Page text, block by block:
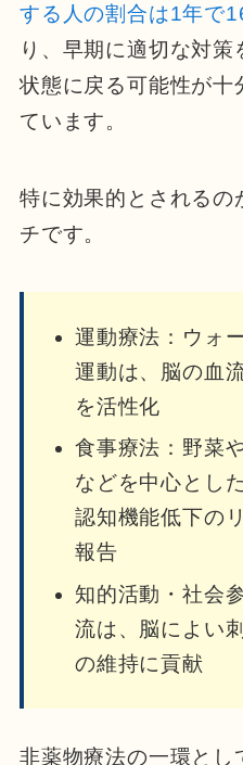
する人の割合は1年で
り、早期に適切な対
状態に戻る可能性が十
ています。
特に効果的とされるの
チです。
運動療法：ウォ
運動は、脳の血
を活性化
食事療法：野菜
などを中心とし
認知機能低下の
報告
知的活動・社会
流は、脳によい
の維持に貢献
非薬物療法の一環とし